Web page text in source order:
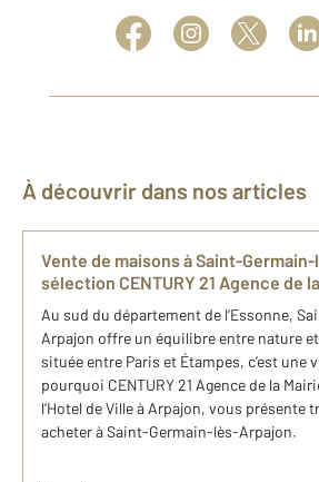
À découvrir dans nos articles
Vente de maisons à Saint-
sélection CENTURY 21 Agence de
Au sud du département de l’Essonne,
Arpajon offre un équilibre entre nature
située entre Paris et Étampes, c’est une
pourquoi CENTURY 21 Agence de la
l’Hotel de Ville à Arpajon, vous présente
acheter à Saint-Germain-lès-Arpajon.